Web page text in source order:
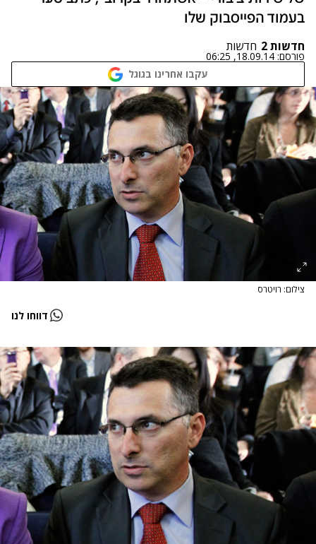
בעמוד הפייסבוק שלו
חדשות 2 חדשות
פורסם: 18.09.14, 06:25
עקבו אחרינו בגוגל
צילום: רויטרס
דווחו לנו